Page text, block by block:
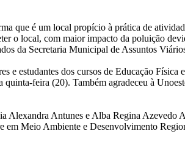
que é um local propício à prática de
o local, com maior impacto da poluição
da Secretaria Municipal de Assuntos
estudantes dos cursos de Educação Física
feira (20). Também agradeceu à
Alexandra Antunes e Alba Regina Azevedo
em Meio Ambiente e Desenvolvimento